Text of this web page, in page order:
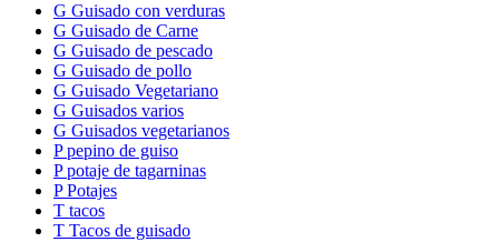
G Guisado con verduras
G Guisado de Carne
G Guisado de pescado
G Guisado de pollo
G Guisado Vegetariano
G Guisados varios
G Guisados vegetarianos
P pepino de guiso
P potaje de tagarninas
P Potajes
T tacos
T Tacos de guisado